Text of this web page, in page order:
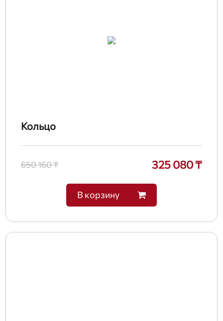
Кольцо
650 160 ₸ 325 080 ₸
В корзину